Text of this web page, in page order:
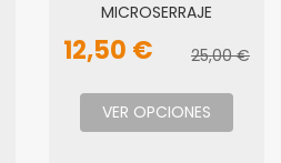
MICROSERRAJE
12,50 € 25,00 €
VER OPCIONES